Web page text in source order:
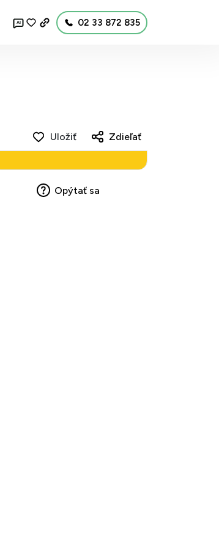
AI 02 33 872 835
Uložiť Zdieľať
Opýtať sa